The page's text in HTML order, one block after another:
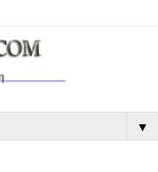
▼